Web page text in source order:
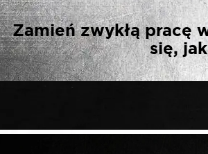
NAPISZ
ocena*
Zamień zwykłą pracę
się,